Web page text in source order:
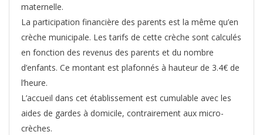
maternelle.
La participation financière des parents est la même qu’en
crèche municipale. Les tarifs de cette crèche sont calculés
en fonction des revenus des parents et du nombre
d’enfants. Ce montant est plafonnés à hauteur de 3.4€ de
l’heure.
L’accueil dans cet établissement est cumulable avec les
aides de gardes à domicile, contrairement aux micro-
crèches.